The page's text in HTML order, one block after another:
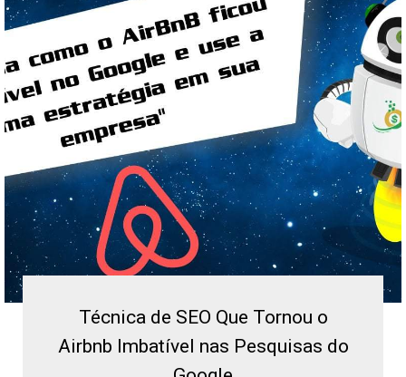
Técnica de SEO Que Tornou o
Airbnb Imbatível nas Pesquisas do